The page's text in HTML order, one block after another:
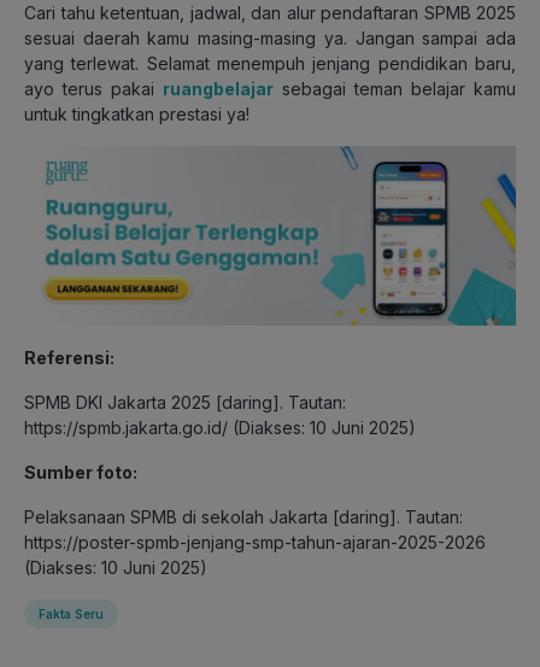
Cari tahu ketentuan, jadwal, dan alur pendaftaran SPMB 2025
sesuai daerah kamu masing-masing ya. Jangan sampai ada
yang terlewat. Selamat menempuh jenjang pendidikan baru,
ayo terus pakai ruangbelajar sebagai teman belajar kamu
untuk tingkatkan prestasi ya!
Referensi:
SPMB DKI Jakarta 2025 [daring]. Tautan:
https://spmb.jakarta.go.id/ (Diakses: 10 Juni 2025)
Sumber foto:
Pelaksanaan SPMB di sekolah Jakarta [daring]. Tautan:
https://poster-spmb-jenjang-smp-tahun-ajaran-2025-2026
(Diakses: 10 Juni 2025)
Fakta Seru